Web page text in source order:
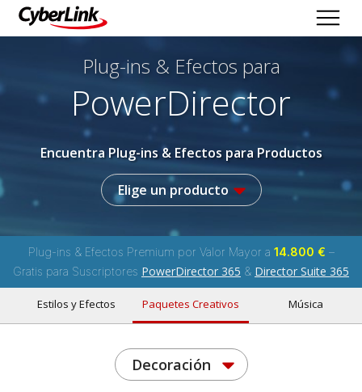
Plug-ins & Efectos para
PowerDirector
Encuentra Plug-ins & Efectos para Productos
Elige un producto
Plug-ins & Efectos Premium por Valor Mayor a 14.800 € –
Gratis para Suscriptores PowerDirector 365 & Director Suite 365
Estilos y Efectos Paquetes Creativos Música
Decoración